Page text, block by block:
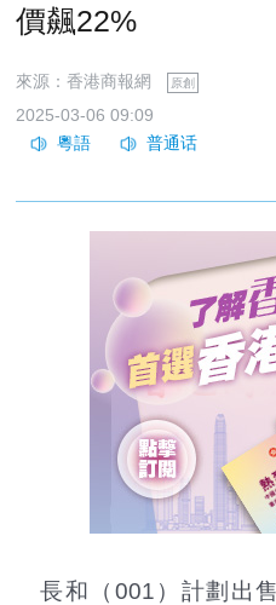
價飆22%
來源：香港商報網 原創
2025-03-06 09:09
長和（001）計劃出